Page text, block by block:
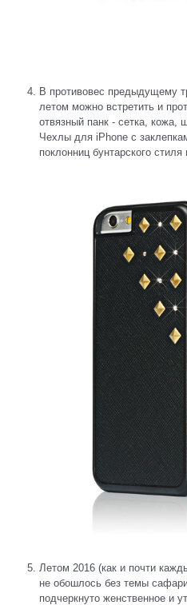
В противовес предыдущему
летом можно встретить и
отвязный панк - сетка, кожа,
Чехлы для iPhone с
поклонниц бунтарского
Летом 2016 (как и почти
не обошлось без темы
подчеркнуто женственное и